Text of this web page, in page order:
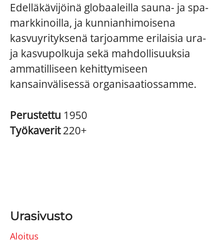
Edelläkävijöinä globaaleilla sauna- ja spa-
markkinoilla, ja kunnianhimoisena
kasvuyrityksenä tarjoamme erilaisia ura-
ja kasvupolkuja sekä mahdollisuuksia
ammatilliseen kehittymiseen
kansainvälisessä organisaatiossamme.
Perustettu 1950
Työkaverit220+
Urasivusto
Aloitus